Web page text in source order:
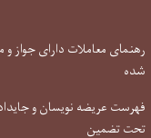
رهنمای معاملات دارای جواز و
شده
فهرست عریضه نویسان و
تحت تضمین